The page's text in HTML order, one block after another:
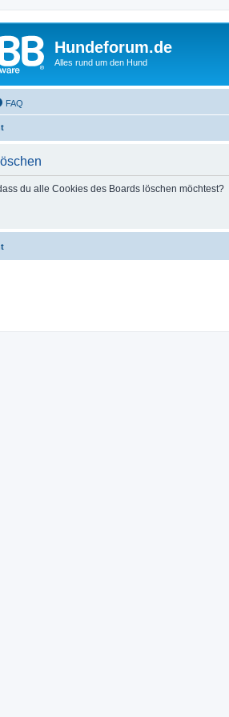
Hundeforum.de
Alles rund um den Hund
FAQ
du alle Cookies des Boards löschen möchtest?